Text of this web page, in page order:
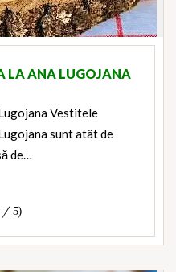
LA ANA LUGOJANA
Vestitele
sunt atât de
de…
/ 5)